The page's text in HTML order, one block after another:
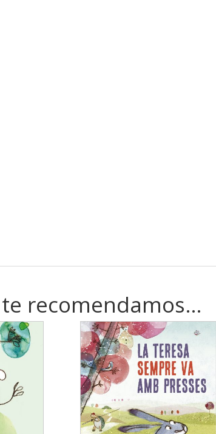
recomendamos…